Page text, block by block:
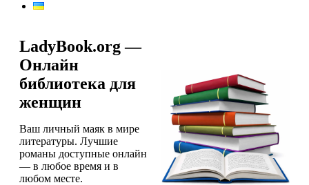
LadyBook.org —
Онлайн
библиотека для
женщин
Ваш личный маяк в мире
литературы. Лучшие
романы доступные онлайн
— в любое время и в
любом месте.